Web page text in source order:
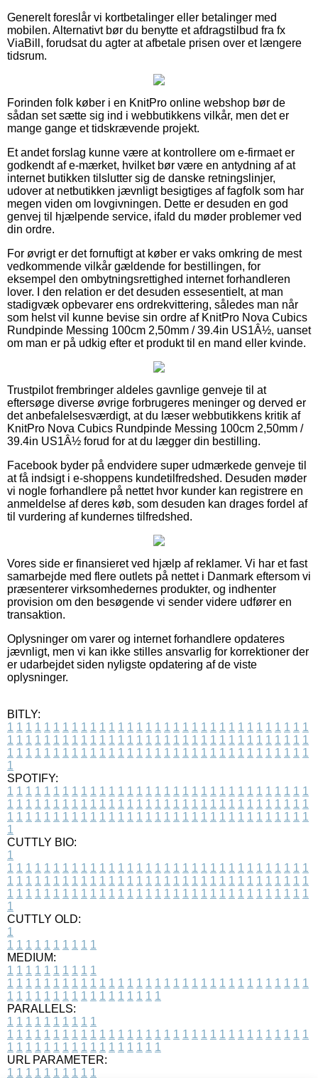
Generelt foreslår vi kortbetalinger eller betalinger med
mobilen. Alternativt bør du benytte et afdragstilbud fra fx
ViaBill, forudsat du agter at afbetale prisen over et længere
tidsrum.
Forinden folk køber i en KnitPro online webshop bør de
sådan set sætte sig ind i webbutikkens vilkår, men det er
mange gange et tidskrævende projekt.
Et andet forslag kunne være at kontrollere om e-firmaet er
godkendt af e-mærket, hvilket bør være en antydning af at
internet butikken tilslutter sig de danske retningslinjer,
udover at netbutikken jævnligt besigtiges af fagfolk som har
megen viden om lovgivningen. Dette er desuden en god
genvej til hjælpende service, ifald du møder problemer ved
din ordre.
For øvrigt er det fornuftigt at køber er vaks omkring de mest
vedkommende vilkår gældende for bestillingen, for
eksempel den ombytningsrettighed internet forhandleren
lover. I den relation er det desuden essesentielt, at man
stadigvæk opbevarer ens ordrekvittering, således man når
som helst vil kunne bevise sin ordre af KnitPro Nova Cubics
Rundpinde Messing 100cm 2,50mm / 39.4in US1Â½, uanset
om man er på udkig efter et produkt til en mand eller kvinde.
Trustpilot frembringer aldeles gavnlige genveje til at
eftersøge diverse øvrige forbrugeres meninger og derved er
det anbefalelsesværdigt, at du læser webbutikkens kritik af
KnitPro Nova Cubics Rundpinde Messing 100cm 2,50mm /
39.4in US1Â½ forud for at du lægger din bestilling.
Facebook byder på endvidere super udmærkede genveje til
at få indsigt i e-shoppens kundetilfredshed. Desuden møder
vi nogle forhandlere på nettet hvor kunder kan registrere en
anmeldelse af deres køb, som desuden kan drages fordel af
til vurdering af kundernes tilfredshed.
Vores side er finansieret ved hjælp af reklamer. Vi har et fast
samarbejde med flere outlets på nettet i Danmark eftersom vi
præsenterer virksomhedernes produkter, og indhenter
provision om den besøgende vi sender videre udfører en
transaktion.
Oplysninger om varer og internet forhandlere opdateres
jævnligt, men vi kan ikke stilles ansvarlig for korrektioner der
er udarbejdet siden nyligste opdatering af de viste
oplysninger.
BITLY:
1 1 1 1 1 1 1 1 1 1 1 1 1 1 1 1 1 1 1 1 1 1 1 1 1 1 1 1 1 1 1 1 1
1 1 1 1 1 1 1 1 1 1 1 1 1 1 1 1 1 1 1 1 1 1 1 1 1 1 1 1 1 1 1 1 1
1 1 1 1 1 1 1 1 1 1 1 1 1 1 1 1 1 1 1 1 1 1 1 1 1 1 1 1 1 1 1 1 1
1
SPOTIFY:
1 1 1 1 1 1 1 1 1 1 1 1 1 1 1 1 1 1 1 1 1 1 1 1 1 1 1 1 1 1 1 1 1
1 1 1 1 1 1 1 1 1 1 1 1 1 1 1 1 1 1 1 1 1 1 1 1 1 1 1 1 1 1 1 1 1
1 1 1 1 1 1 1 1 1 1 1 1 1 1 1 1 1 1 1 1 1 1 1 1 1 1 1 1 1 1 1 1 1
1
CUTTLY BIO:
1
1 1 1 1 1 1 1 1 1 1 1 1 1 1 1 1 1 1 1 1 1 1 1 1 1 1 1 1 1 1 1 1 1
1 1 1 1 1 1 1 1 1 1 1 1 1 1 1 1 1 1 1 1 1 1 1 1 1 1 1 1 1 1 1 1 1
1 1 1 1 1 1 1 1 1 1 1 1 1 1 1 1 1 1 1 1 1 1 1 1 1 1 1 1 1 1 1 1 1
1
CUTTLY OLD:
1
1 1 1 1 1 1 1 1 1 1
MEDIUM:
1 1 1 1 1 1 1 1 1 1
1 1 1 1 1 1 1 1 1 1 1 1 1 1 1 1 1 1 1 1 1 1 1 1 1 1 1 1 1 1 1 1 1
1 1 1 1 1 1 1 1 1 1 1 1 1 1 1 1 1
PARALLELS:
1 1 1 1 1 1 1 1 1 1
1 1 1 1 1 1 1 1 1 1 1 1 1 1 1 1 1 1 1 1 1 1 1 1 1 1 1 1 1 1 1 1 1
1 1 1 1 1 1 1 1 1 1 1 1 1 1 1 1 1
URL PARAMETER:
1 1 1 1 1 1 1 1 1 1